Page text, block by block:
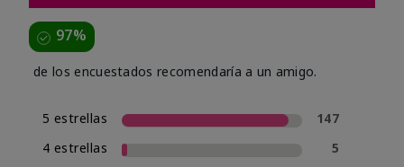
97%
de los encuestados recomendaría a un amigo.
5 estrellas
147
4 estrellas
5